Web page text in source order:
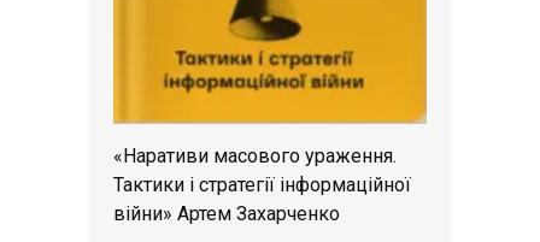
«Наративи масового ураження.
Тактики і стратегії інформаційної
війни» Артем Захарченко